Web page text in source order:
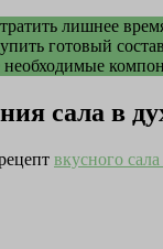
лишнее
готовый
необходимые
сала в
вкусного сала